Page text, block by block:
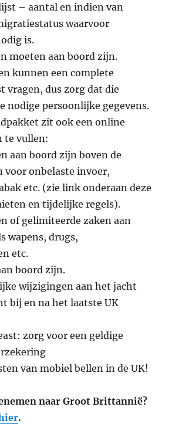
– aantal en indien van
waarvoor
is.
moeten aan boord zijn.
kunnen een complete
vragen, dus zorg dat die
nodige persoonlijke gegevens.
zit ook een online
te vullen:
aan boord zijn boven de
voor onbelaste invoer,
etc. (zie link onderaan deze
en tijdelijke regels).
of gelimiteerde zaken aan
wapens, drugs,
etc.
boord zijn.
wijzigingen aan het jacht
bij en na het laatste UK
zorg voor een geldige
van mobiel bellen in de UK!
naar Groot Brittannië?
.